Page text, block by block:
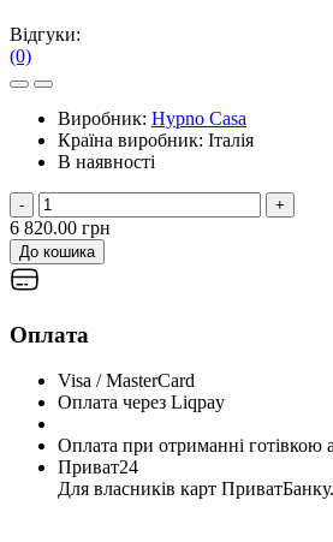
Відгуки:
(0)
Виробник: Hypno Casa
Країна виробник: Італія
В наявності
- +
6 820.00 грн
До кошика
Оплата
Visa / MasterCard
Оплата через Liqpay
Оплата при отриманні готівкою
Приват24
Для власників карт ПриватБанку.